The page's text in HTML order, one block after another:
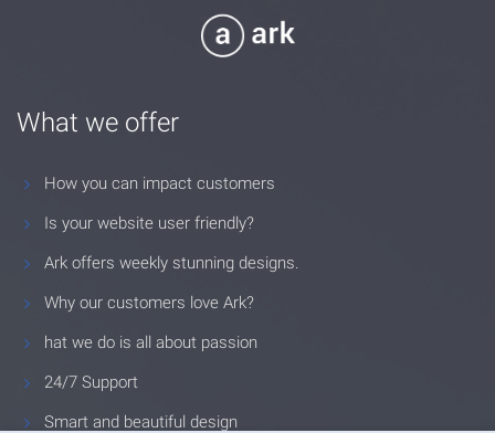
What we offer
How you can impact customers
Is your website user friendly?
Ark offers weekly stunning designs.
Why our customers love Ark?
hat we do is all about passion
24/7 Support
Smart and beautiful design